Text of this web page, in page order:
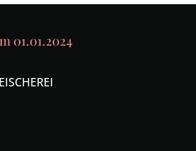
01.01.2024